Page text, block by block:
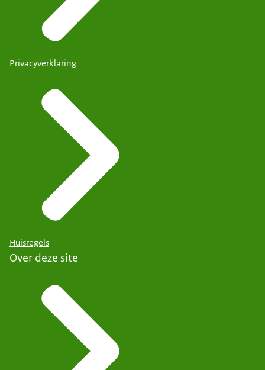
Privacyverklaring
Huisregels
Over deze site